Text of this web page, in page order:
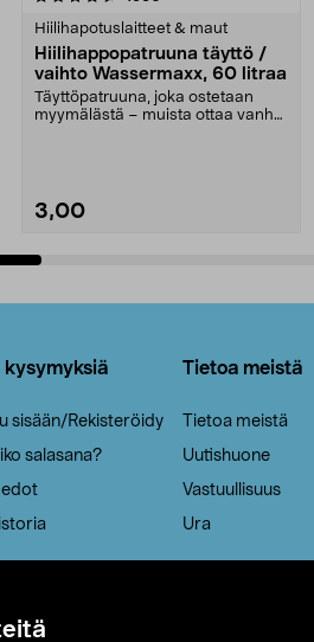
Hiilihapotuslaitteet & maut
Hiilihappopatruuna täyttö /
vaihto Wassermaxx, 60 litraa
Täyttöpatruuna, joka ostetaan
myymälästä – muista ottaa vanha
3,00
kysymyksiä
sisään/Rekisteröidy
salasana?
Tietoa meistä
Tietoa meistä
Uutishuone
Vastuullisuus
Ura